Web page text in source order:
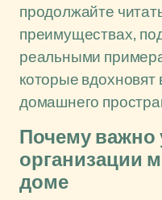
продолжайте
преимуществах,
реальными
которые
домашнего
Почему важно
организации
доме